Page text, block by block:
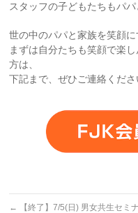
スタッフの子どもたちもパ
世の中のパパと家族を笑顔に
まずは自分たちも笑顔で楽
方は、
下記まで、ぜひご連絡くださ
←
【終了】7/5(日) 男女共生セミ